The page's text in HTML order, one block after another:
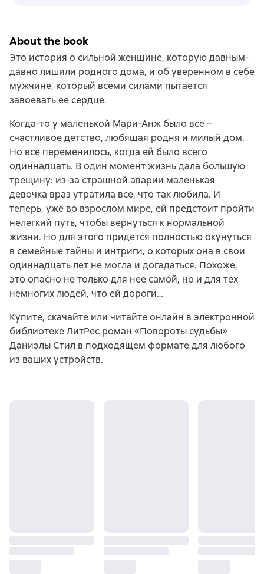
About the book
Это история о сильной женщине, которую давным-
давно лишили родного дома, и об уверенном в себе
мужчине, который всеми силами пытается
завоевать ее сердце.
Когда-то у маленькой Мари-Анж было все –
счастливое детство, любящая родня и милый дом.
Но все переменилось, когда ей было всего
одиннадцать. В один момент жизнь дала большую
трещину: из-за страшной аварии маленькая
девочка враз утратила все, что так любила. И
теперь, уже во взрослом мире, ей предстоит пройти
нелегкий путь, чтобы вернуться к нормальной
жизни. Но для этого придется полностью окунуться
в семейные тайны и интриги, о которых она в свои
одиннадцать лет не могла и догадаться. Похоже,
это опасно не только для нее самой, но и для тех
немногих людей, что ей дороги…
Купите, скачайте или читайте онлайн в электронной
библиотеке ЛитРес роман «Повороты судьбы»
Даниэлы Стил в подходящем формате для любого
из ваших устройств.